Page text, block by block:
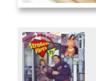
And Confused #8 - ...